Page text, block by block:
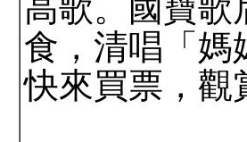
高歌。國寶歌
食，清唱「媽
快來買票，觀